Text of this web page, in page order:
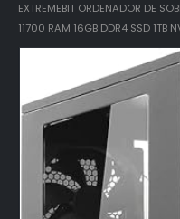
EXTREMEBIT ORDENADOR DE
11700 RAM 16GB DDR4 SSD 1TB